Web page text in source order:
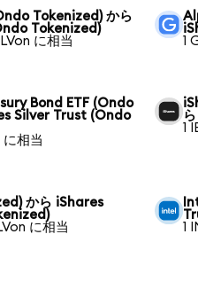
Tokenized) から
Tokenized)
に相当
1
Bond ETF (Ondo
Silver Trust (Ondo
に相当
1
から iShares
に相当
1